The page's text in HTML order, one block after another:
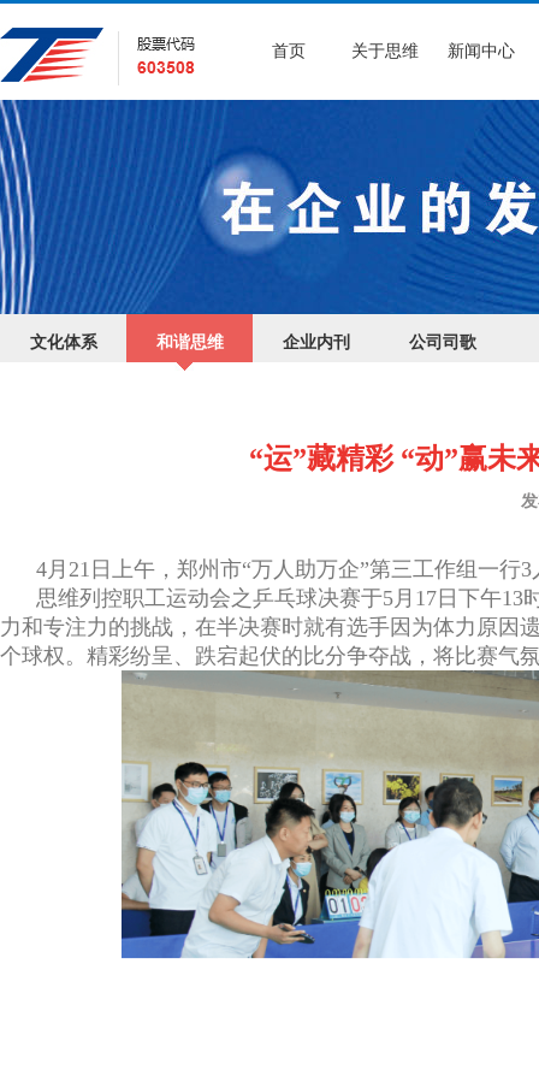
首页 关于思维 新闻中心
文化体系 和谐思维 企业内刊 公司司歌
“运”藏精彩 “动”赢未
4月21日上午，郑州市“万人助万企”第三工作组一行
思维列控职工运动会之乒乓球决赛于5月17日下午13
力和专注力的挑战，在半决赛时就有选手因为体力原因
个球权。精彩纷呈、跌宕起伏的比分争夺战，将比赛气